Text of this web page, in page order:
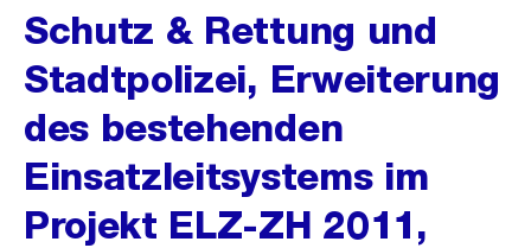
Schutz & Rettung und
Stadtpolizei, Erweiterung
des bestehenden
Einsatzleitsystems im
Projekt ELZ-ZH 2011,